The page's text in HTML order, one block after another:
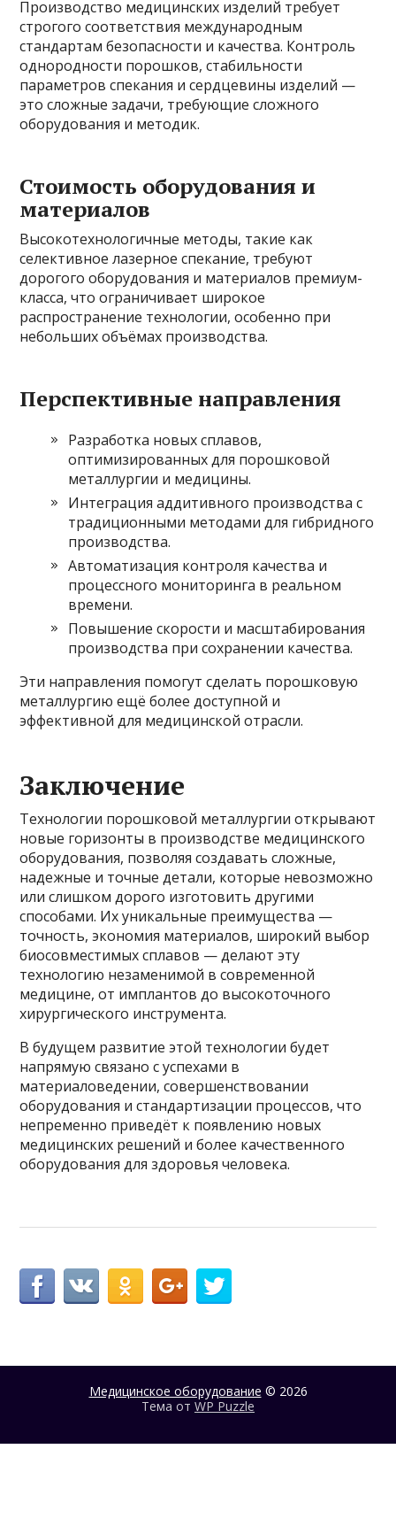
Производство медицинских изделий требует
строгого соответствия международным
стандартам безопасности и качества. Контроль
однородности порошков, стабильности
параметров спекания и сердцевины изделий —
это сложные задачи, требующие сложного
оборудования и методик.
Стоимость оборудования и
материалов
Высокотехнологичные методы, такие как
селективное лазерное спекание, требуют
дорогого оборудования и материалов премиум-
класса, что ограничивает широкое
распространение технологии, особенно при
небольших объёмах производства.
Перспективные направления
Разработка новых сплавов,
оптимизированных для порошковой
металлургии и медицины.
Интеграция аддитивного производства с
традиционными методами для гибридного
производства.
Автоматизация контроля качества и
процессного мониторинга в реальном
времени.
Повышение скорости и масштабирования
производства при сохранении качества.
Эти направления помогут сделать порошковую
металлургию ещё более доступной и
эффективной для медицинской отрасли.
Заключение
Технологии порошковой металлургии открывают
новые горизонты в производстве медицинского
оборудования, позволяя создавать сложные,
надежные и точные детали, которые невозможно
или слишком дорого изготовить другими
способами. Их уникальные преимущества —
точность, экономия материалов, широкий выбор
биосовместимых сплавов — делают эту
технологию незаменимой в современной
медицине, от имплантов до высокоточного
хирургического инструмента.
В будущем развитие этой технологии будет
напрямую связано с успехами в
материаловедении, совершенствовании
оборудования и стандартизации процессов, что
непременно приведёт к появлению новых
медицинских решений и более качественного
оборудования для здоровья человека.
Медицинское оборудование © 2026
Тема от WP Puzzle